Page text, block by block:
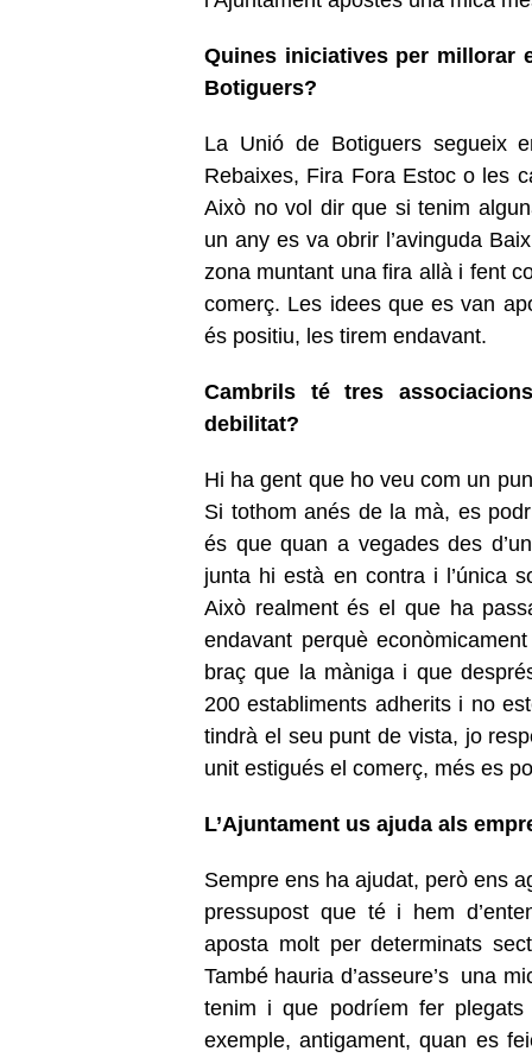
Quines iniciatives per millorar
Botiguers?
La Unió de Botiguers segueix
Rebaixes, Fira Fora Estoc o les
Això no vol dir que si tenim
un any es va obrir l’avinguda
zona muntant una fira allà i fent
comerç. Les idees que es van
és positiu, les tirem endavant.
Cambrils té tres
debilitat?
Hi ha gent que ho veu com un
Si tothom anés de la mà, es
és que quan a vegades des
junta hi està en contra i l’única
Això realment és el que ha
endavant perquè
braç que la màniga i que
200 establiments adherits i no
tindrà el seu punt de vista, jo
unit estigués el comerç, més es
L’Ajuntament us ajuda als
Sempre ens ha ajudat, però ens
pressupost que té i hem
aposta molt per determinats
També hauria d’asseure’s una
tenim i que podríem fer
exemple, antigament, quan es